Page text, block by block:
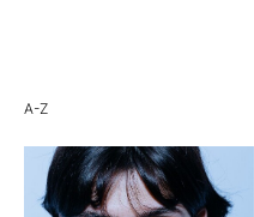
A-Z